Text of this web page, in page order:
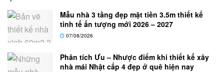
Mẫu nhà 3 tầng đẹp mặt tiền 3.5m thiết kế
tinh tế ấn tượng mới 2026 – 2027
07/08/2026
Phân tích Ưu – Nhược điểm khi thiết kế xây
nhà mái Nhật cấp 4 đẹp ở quê hiện nay